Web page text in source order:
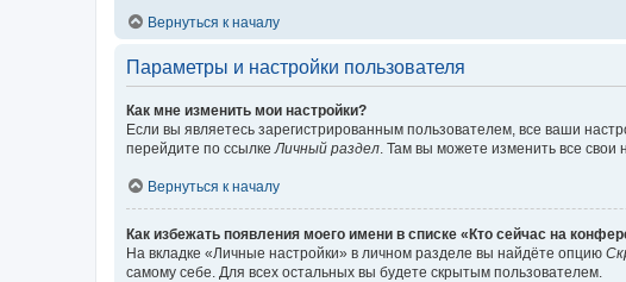
Вернуться к началу
Параметры и настройки пользователя
Как мне изменить мои настройки?
Если вы являетесь зарегистрированным пользователем, все ваши
перейдите по ссылке Личный раздел . Там вы можете изменить все свои
Вернуться к началу
Как избежать появления моего имени в списке «Кто сейчас на
На вкладке «Личные настройки» в личном разделе вы найдёте опцию
самому себе. Для всех остальных вы будете скрытым пользователем.